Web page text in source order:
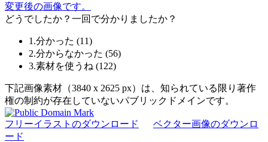
変更後の画像です。
どうでしたか？一回で分かりましたか？
1.分かった (11)
2.分からなかった (56)
3.素材を使うね (122)
下記画像素材（3840 x 2625 px）は、知られている限り著作
権の制約が存在していないパブリックドメインです。
フリーイラストのダウンロード
ベクター画像のダウンロ
ード